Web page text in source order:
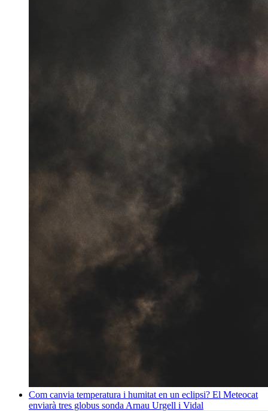
Com canvia temperatura i humitat en un eclipsi? El Meteocat
enviarà tres globus sonda Arnau Urgell i Vidal